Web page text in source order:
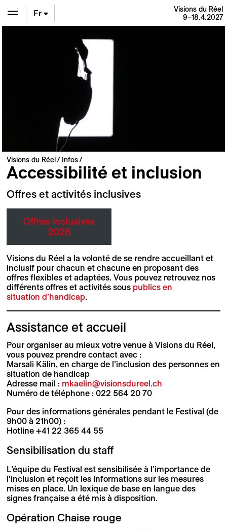
Fr
Visions du Réel
9–18.4.2027
Visions du Réel Infos
Accessibilité et inclusion
Offres et activités inclusives
Offres inclusives
2026
Visions du Réel a la volonté de se rendre accueillant et
inclusif pour chacun et chacune en proposant des
offres flexibles et adaptées. Vous pouvez retrouvez nos
différents offres et activités sous publics en
situation d’handicap.
Assistance et accueil
Pour organiser au mieux votre venue à Visions du Réel,
vous pouvez prendre contact avec :
Marsali Kälin, en charge de l’inclusion des personnes en
situation de handicap
Adresse mail : mkaelin@visionsdureel.ch
Numéro de téléphone : 022 564 20 70
Pour des informations générales pendant le Festival (de
9h00 à 21h00) :
Hotline +41 22 365 44 55
Sensibilisation du staff
L’équipe du Festival est sensibilisée à l’importance de
l’inclusion et reçoit les informations sur les mesures
mises en place. Un lexique de base en langue des
signes française a été mis à disposition.
Opération Chaise rouge